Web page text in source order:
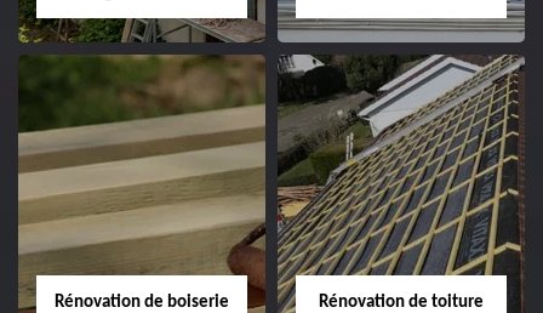
Rénovation de boiserie
Rénovation de toiture